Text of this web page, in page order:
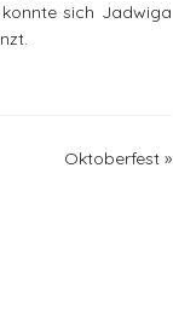
sich Jadwiga
Oktoberfest »